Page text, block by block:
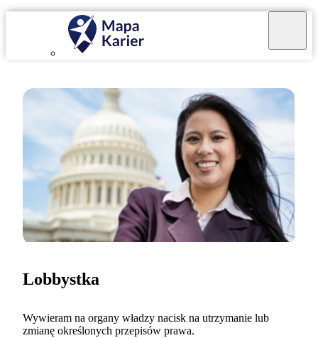
Lobbystka
Wywieram na organy władzy nacisk na utrzymanie lub
zmianę określonych przepisów prawa.